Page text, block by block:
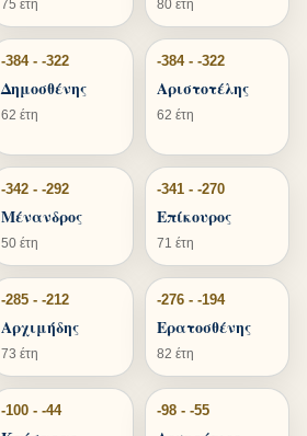
75 έτη 80 έτη
-384 - -322
Δημοσθένης
62 έτη
-384 - -322
Αριστοτέλης
62 έτη
-342 - -292
Μένανδρος
50 έτη
-341 - -270
Επίκουρος
71 έτη
-285 - -212
Αρχιμήδης
73 έτη
-276 - -194
Ερατοσθένης
82 έτη
-100 - -44 -98 - -55